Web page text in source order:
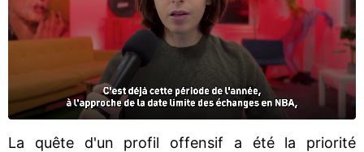
La quête d'un profil offensif a été la priorité